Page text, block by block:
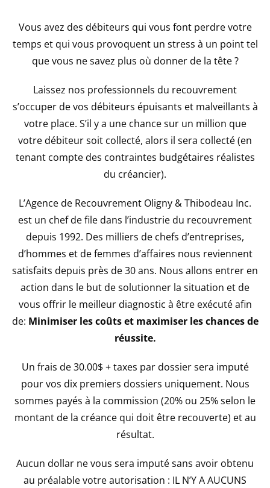
Vous avez des débiteurs qui vous font perdre votre
temps et qui vous provoquent un stress à un point tel
que vous ne savez plus où donner de la tête ?
Laissez nos professionnels du recouvrement
s’occuper de vos débiteurs épuisants et malveillants à
votre place. S’il y a une chance sur un million que
votre débiteur soit collecté, alors il sera collecté (en
tenant compte des contraintes budgétaires réalistes
du créancier).
L’Agence de Recouvrement Oligny & Thibodeau Inc.
est un chef de file dans l’industrie du recouvrement
depuis 1992. Des milliers de chefs d’entreprises,
d’hommes et de femmes d’affaires nous reviennent
satisfaits depuis près de 30 ans. Nous allons entrer en
action dans le but de solutionner la situation et de
vous offrir le meilleur diagnostic à être exécuté afin
de: Minimiser les coûts et maximiser les chances de
réussite.
Un frais de 30.00$ + taxes par dossier sera imputé
pour vos dix premiers dossiers uniquement. Nous
sommes payés à la commission (20% ou 25% selon le
montant de la créance qui doit être recouverte) et au
résultat.
Aucun dollar ne vous sera imputé sans avoir obtenu
au préalable votre autorisation : IL N’Y A AUCUNS